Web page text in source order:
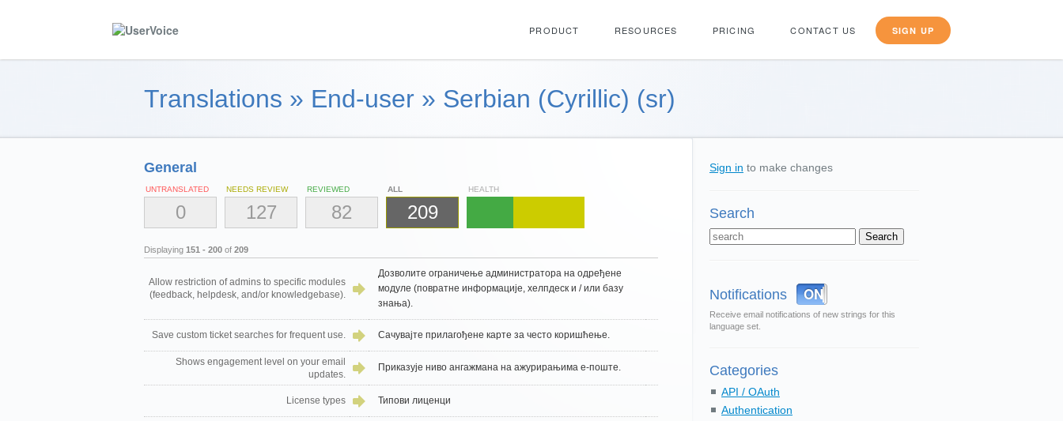
PRODUCT RESOURCES PRICING CONTACT US SIGN UP
Translations » End-user » Serbian (Cyrillic) (sr)
General
UNTRANSLATED
0
NEEDS REVIEW
127
REVIEWED
82
ALL
209
HEALTH
Displaying 151 - 200 of 209
Allow restriction of admins to specific modules
(feedback, helpdesk, and/or knowledgebase).
Дозволите ограничење администратора на одређене
модуле (повратне информације, хелпдеск и / или базу
знања).
Save custom ticket searches for frequent use. Сачувајте прилагођене карте за често коришћење.
Shows engagement level on your email
updates.
Приказује ниво ангажмана на ажурирањима е-поште.
License types Типови лиценци
Sign in to make changes
Search
Notifications OFF
ON
Receive email notifications of new strings for this
language set.
Categories
API / OAuth
Authentication